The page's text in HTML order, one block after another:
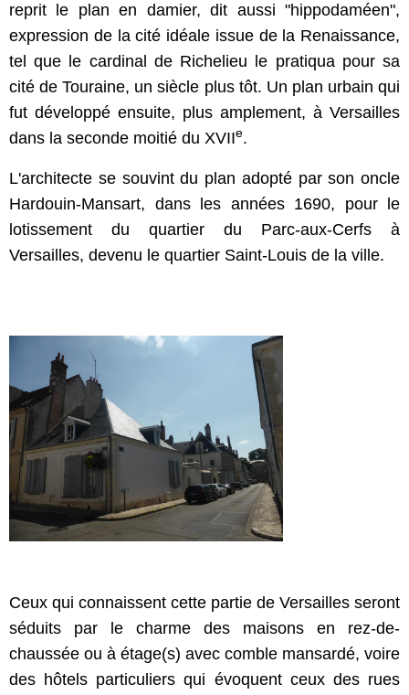
reprit le plan en damier, dit aussi "hippodaméen",
expression de la cité idéale issue de la Renaissance,
tel que le cardinal de Richelieu le pratiquapour sa
cité de Touraine, un siècle plus tôt. Un plan urbain qui
fut développé ensuite, plus amplement, à Versailles
dans la seconde moitié du XVIIe.
L'architecte se souvint du plan adopté par son oncle
Hardouin-Mansart, dans les années 1690, pour le
lotissement du quartier du Parc-aux-Cerfs à
Versailles, devenu le quartier Saint-Louis de la ville.
Ceux qui connaissent cette partie de Versailles seront
séduits par le charme des maisons en rez-de-
chaussée ou à étage(s) avec comble mansardé, voire
des hôtels particuliers qui évoquent ceux des rues